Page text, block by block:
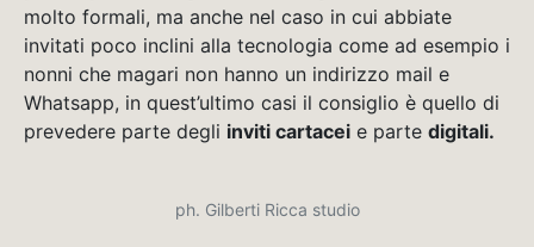
molto formali, ma anche nel caso in cui abbiate
invitati poco inclini alla tecnologia come ad esempio i
nonni che magari non hanno un indirizzo mail e
Whatsapp, in quest’ultimo casi il consiglio è quello di
prevedere parte degli inviti cartacei e parte digitali.
ph. Gilberti Ricca studio